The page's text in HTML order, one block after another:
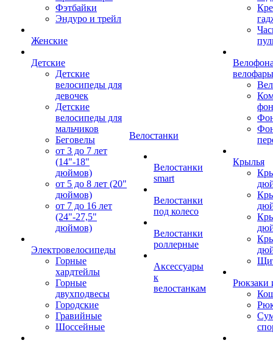
Фэтбайки
Эндуро и трейл
Женские
Детские
Детские
велосипеды для
девочек
Детские
велосипеды для
мальчиков
Беговелы
от 3 до 7 лет
(14"-18"
дюймов)
от 5 до 8 лет (20"
дюймов)
от 7 до 16 лет
(24"-27,5"
дюймов)
Электровелосипеды
Горные
хардтейлы
Горные
двухподвесы
Городские
Гравийные
Шоссейные
Велостанки
Велостанки
smart
Велостанки
под колесо
Велостанки
роллерные
Аксессуары
к
велостанкам
велофары
Крылья
Рюкзаки